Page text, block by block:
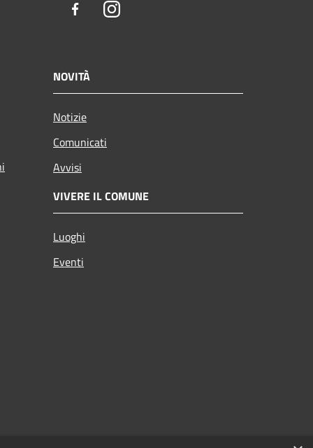
FacebookInstagram
NOVITÀ
Notizie
Comunicati
Avvisi
VIVERE IL COMUNE
Luoghi
Eventi